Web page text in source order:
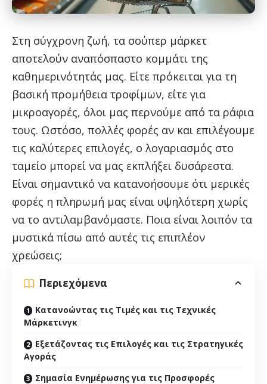
Στη σύγχρονη ζωή, τα σούπερ μάρκετ
αποτελούν αναπόσπαστο κομμάτι της
καθημερινότητάς μας. Είτε πρόκειται για τη
βασική προμήθεια τροφίμων, είτε για
μικροαγορές, όλοι μας περνούμε από τα ράφια
τους. Ωστόσο, πολλές φορές αν και επιλέγουμε
τις καλύτερες επιλογές, ο λογαριασμός στο
ταμείο μπορεί να μας εκπλήξει δυσάρεστα.
Είναι σημαντικό να κατανοήσουμε ότι μερικές
φορές η πληρωμή μας είναι υψηλότερη χωρίς
να το αντιλαμβανόμαστε. Ποια είναι λοιπόν τα
μυστικά πίσω από αυτές τις επιπλέον
χρεώσεις;
Περιεχόμενα
Κατανοώντας τις Τιμές και τις Τεχνικές
Μάρκετινγκ
Εξετάζοντας τις Επιλογές και τις Στρατηγικές
Αγοράς
Σημασία Ενημέρωσης για τις Προσφορές